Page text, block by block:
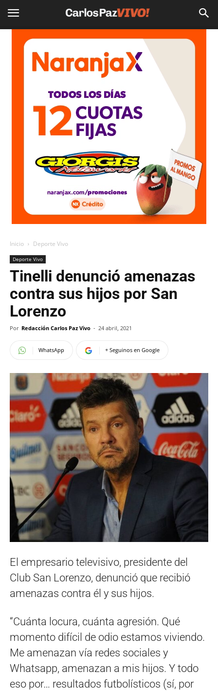
Inicio Deporte Vivo
Deporte Vivo
Tinelli denunció amenazas
contra sus hijos por San
Lorenzo
Por Redacción Carlos Paz Vivo - 24 abril, 2021
WhatsApp + Seguinos en Google
El empresario televisivo, presidente del
Club San Lorenzo, denunció que recibió
amenazas contra él y sus hijos.
“Cuánta locura, cuánta agresión. Qué
momento difícil de odio estamos viviendo.
Me amenazan vía redes sociales y
Whatsapp, amenazan a mis hijos. Y todo
eso por… resultados futbolísticos (sí, por